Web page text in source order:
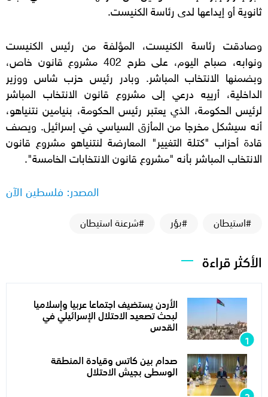
ثانوية أو إيداعها لدى رئاسة الكنيست.
وصادقت رئاسة الكنيست، المؤلفة من رئيس الكنيست
ونوابه، صباح اليوم، على طرح 402 مشروع قانون خاص،
وبضمنها الانتخاب المباشر. وبادر رئيس حزب شاس ووزير
الداخلية، أرييه درعي إلى مشروع قانون الانتخاب المباشر
لرئيس الحكومة، الذي يعتبر رئيس الحكومة، بنيامين نتنياهو،
أنه سيشكل مخرجا من المأزق السياسي في إسرائيل. ويصف
قادة أحزاب "كتلة التغيير" المعارضة لنتنياهو مشروع قانون
الانتخاب المباشر بأنه "مشروع قانون الانتخابات الخامسة".
المصدر: فلسطين الآن
#استيطان #بؤر #شرعنة استيطان
الأكثر قراءة
الأردن يستضيف اجتماعا عربيا وإسلاميا
لبحث تصعيد الاحتلال الإسرائيلي في
القدس
صدام بين كاتس وقيادة المنطقة
الوسطى بجيش الاحتلال